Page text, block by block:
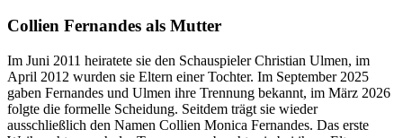
Collien Fernandes als Mutter
Im Juni 2011 heiratete sie den Schauspieler Christian Ulmen, im
April 2012 wurden sie Eltern einer Tochter. Im September 2025
gaben Fernandes und Ulmen ihre Trennung bekannt, im März 2026
folgte die formelle Scheidung. Seitdem trägt sie wieder
ausschließlich den Namen Collien Monica Fernandes. Das erste